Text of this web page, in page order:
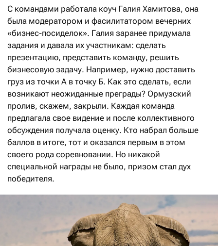
С командами работала коуч Галия Хамитова, она
была модератором и фасилитатором вечерних
«бизнес-посиделок». Галия заранее придумала
задания и давала их участникам: сделать
презентацию, представить команду, решить
бизнесовую задачу. Например, нужно доставить
груз из точки А в точку Б. Как это сделать, если
возникают неожиданные преграды? Ормузский
пролив, скажем, закрыли. Каж­дая команда
предлагала свое видение и после коллективного
обсуждения получала оценку. Кто набрал больше
баллов в итоге, тот и оказался первым в этом
своего рода соревновании. Но никакой
специальной награды не было, призом стал дух
победителя.